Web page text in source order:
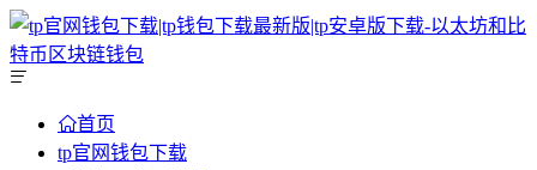
首页
tp官网钱包下载